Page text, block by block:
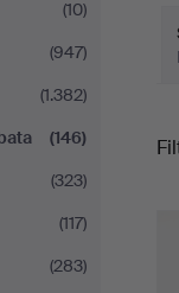
(10)
(947)
(1.382)
(146)
(323)
(117)
(283)